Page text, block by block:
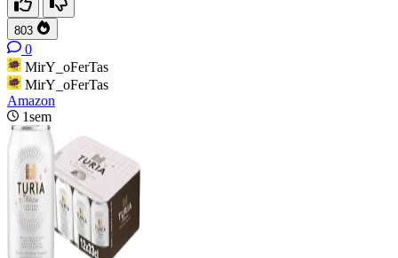
803
0
MirY_oFerTas
MirY_oFerTas
Amazon
1sem